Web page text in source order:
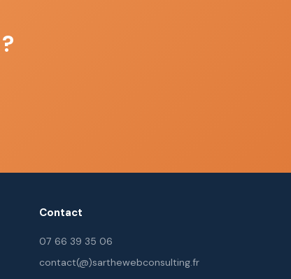
Contact
07 66 39 35 06
contact(@)sarthewebconsulting.fr